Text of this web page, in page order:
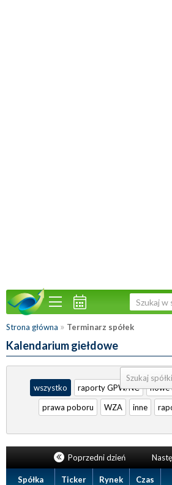
Strona główna » Terminarz spółek
Kalendarium giełdowe
Sortuj:
wszystko
raporty GPW/NC nowe
prawa poboru
WZA inne
Poprzedni dzień
Spółka Ticker Rynek Czas